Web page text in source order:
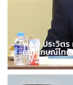
พล.อ.ประวิตร
เอกลักษณ์ไท